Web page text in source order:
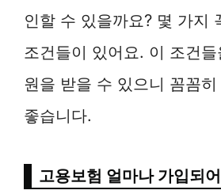
인할 수 있을까요? 몇 가지
조건들이 있어요. 이 조건
원을 받을 수 있으니 꼼꼼
좋습니다.
고용보험 얼마나 가입되